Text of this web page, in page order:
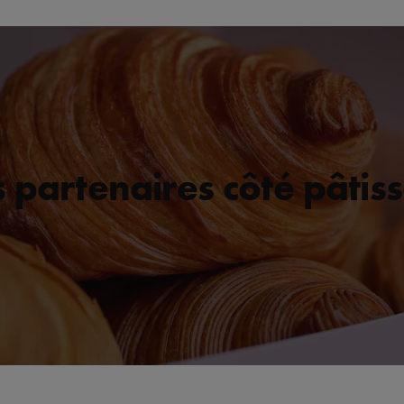
partenaires côté